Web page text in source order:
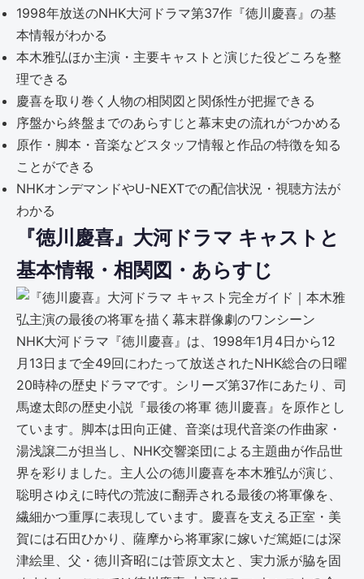
1998年放送のNHK大河ドラマ第37作『徳川慶喜』の基
本情報がわかる
本木雅弘ほか主演・主要キャストと演じた役どころを整
理できる
慶喜を取り巻く人物の相関図と関係性が把握できる
序盤から終盤までのあらすじと幕末史の流れがつかめる
原作・脚本・音楽などスタッフ情報と作品の特徴を知る
ことができる
NHKオンデマンドやU-NEXTでの配信状況・視聴方法が
わかる
『徳川慶喜』大河ドラマ キャストと
基本情報・相関図・あらすじ
NHK大河ドラマ『徳川慶喜』は、1998年1月4日から12
月13日まで全49回にわたって放送されたNHK総合の日曜
20時枠の歴史ドラマです。シリーズ第37作にあたり、司
馬遼太郎の歴史小説『最後の将軍 徳川慶喜』を原作とし
ています。脚本は田向正健、音楽は現代音楽の作曲家・
湯浅譲二が担当し、NHK交響楽団による主題曲が作品世
界を彩りました。主人公の徳川慶喜を本木雅弘が演じ、
聡明さゆえに時代の荒波に翻弄される最後の将軍像を、
繊細かつ重厚に表現しています。慶喜を支える正室・美
賀には石田ひかり、薩摩から将軍家に嫁いだ篤姫には深
津絵里、父・徳川斉昭には菅原文太と、実力派が脇を固